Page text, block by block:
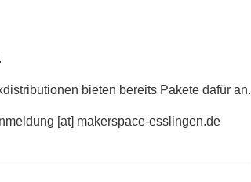
bieten bereits Pakete dafür an.
[at] makerspace-esslingen.de